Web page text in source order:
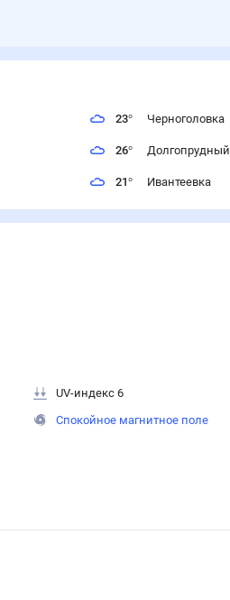
23° Черноголовка
26° Долгопрудный
21° Ивантеевка
UV-индекс 6
Спокойное магнитное поле